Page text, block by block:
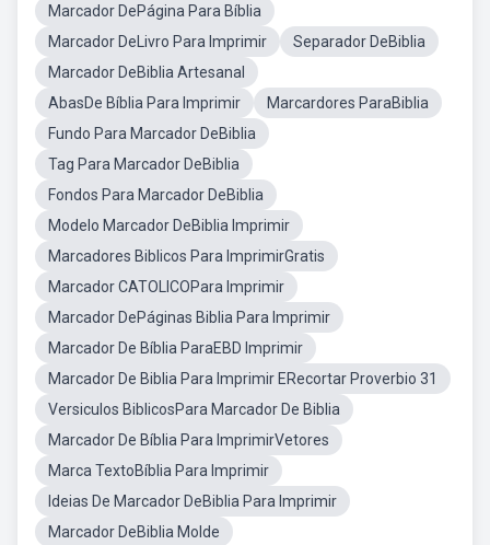
Marcador DePágina Para Bíblia
Marcador DeLivro Para Imprimir
Separador DeBiblia
Marcador DeBiblia Artesanal
AbasDe Bíblia Para Imprimir
Marcardores ParaBiblia
Fundo Para Marcador DeBiblia
Tag Para Marcador DeBiblia
Fondos Para Marcador DeBiblia
Modelo Marcador DeBiblia Imprimir
Marcadores Biblicos Para ImprimirGratis
Marcador CATOLICOPara Imprimir
Marcador DePáginas Biblia Para Imprimir
Marcador De Bíblia ParaEBD Imprimir
Marcador De Biblia Para Imprimir ERecortar Proverbio 31
Versiculos BiblicosPara Marcador De Biblia
Marcador De Bíblia Para ImprimirVetores
Marca TextoBíblia Para Imprimir
Ideias De Marcador DeBiblia Para Imprimir
Marcador DeBiblia Molde